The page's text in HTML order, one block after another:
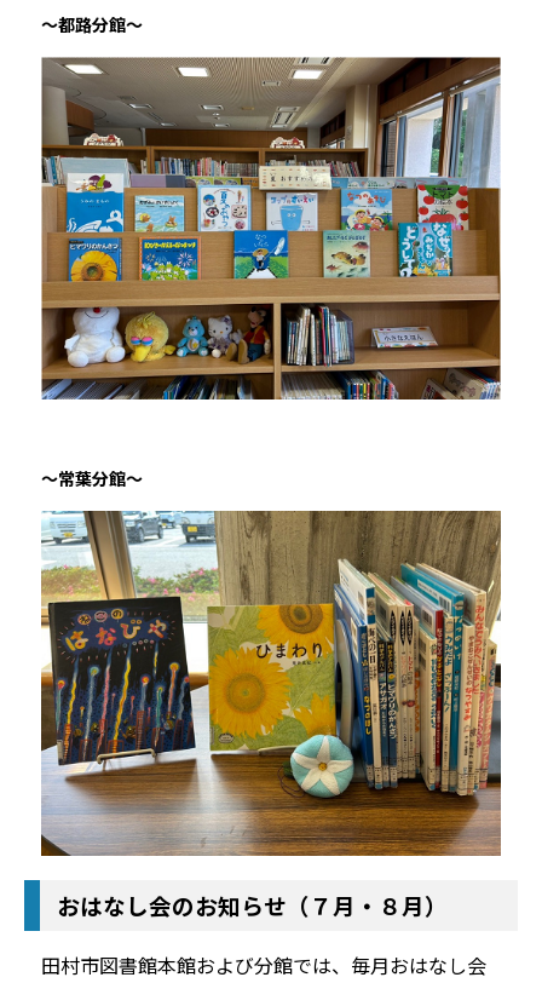
～都路分館～
～常葉分館～
おはなし会のお知らせ（７月・８月）
田村市図書館本館および分館では、毎月おはなし会